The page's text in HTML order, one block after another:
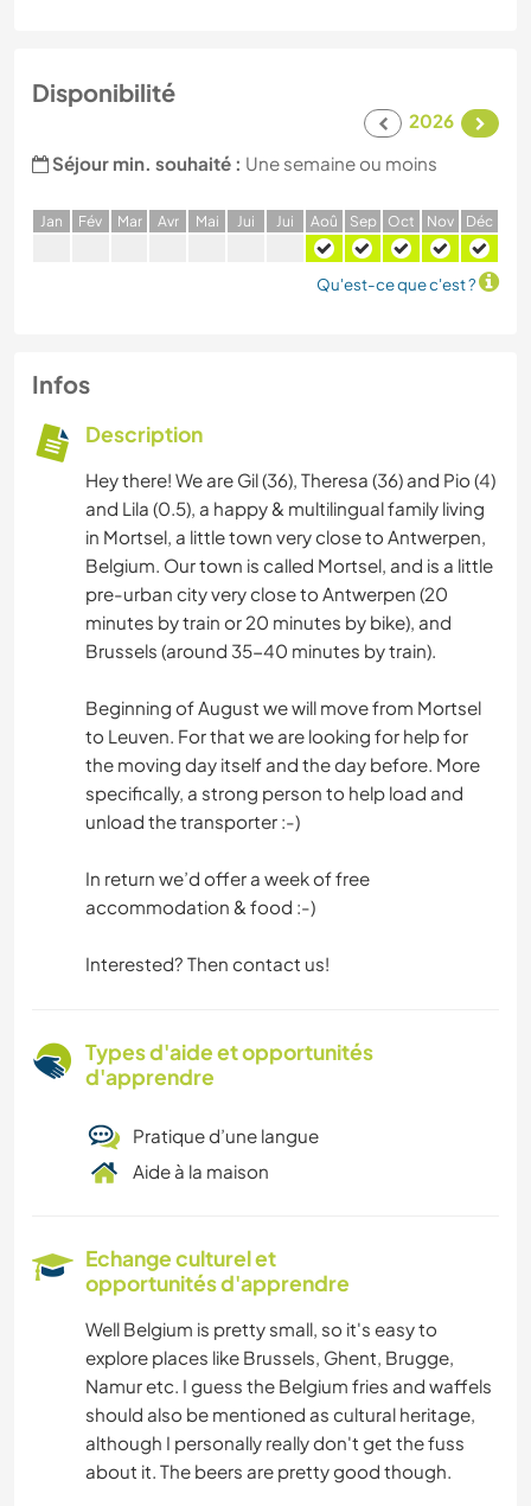
Disponibilité
2026
Séjour min. souhaité : Une semaine ou moins
Jan Fév Mar Avr Mai Jui Jui Aoû Sep Oct Nov Déc
Qu'est-ce que c'est ?
Infos
Description
Hey there! We are Gil (36), Theresa (36) and Pio (4)
and Lila (0.5), a happy & multilingual family living
in Mortsel, a little town very close to Antwerpen,
Belgium. Our town is called Mortsel, and is a little
pre-urban city very close to Antwerpen (20
minutes by train or 20 minutes by bike), and
Brussels (around 35-40 minutes by train).
Beginning of August we will move from Mortsel
to Leuven. For that we are looking for help for
the moving day itself and the day before. More
specifically, a strong person to help load and
unload the transporter :-)
In return we’d offer a week of free
accommodation & food :-)
Interested? Then contact us!
Types d'aide et opportunités
d'apprendre
Pratique d’une langue
Aide à la maison
Echange culturel et
opportunités d'apprendre
Well Belgium is pretty small, so it's easy to
explore places like Brussels, Ghent, Brugge,
Namur etc. I guess the Belgium fries and waffels
should also be mentioned as cultural heritage,
although I personally really don't get the fuss
about it. The beers are pretty good though.